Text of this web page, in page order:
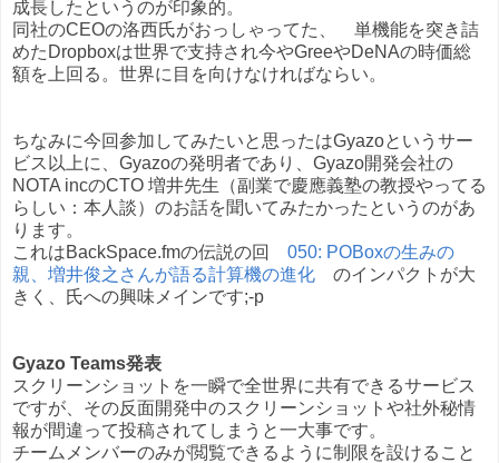
成長したというのが印象的。
同社のCEOの洛西氏がおっしゃってた、 単機能を突き詰
めたDropboxは世界で支持され今やGreeやDeNAの時価総
額を上回る。世界に目を向けなければならい。
ちなみに今回参加してみたいと思ったはGyazoというサー
ビス以上に、Gyazoの発明者であり、Gyazo開発会社の
NOTA incのCTO 増井先生（副業で慶應義塾の教授やってる
らしい：本人談）のお話を聞いてみたかったというのがあ
ります。
これはBackSpace.fmの伝説の回 050: POBoxの生みの
親、増井俊之さんが語る計算機の進化 のインパクトが大
きく、氏への興味メインです;-p
Gyazo Teams発表
スクリーンショットを一瞬で全世界に共有できるサービス
ですが、その反面開発中のスクリーンショットや社外秘情
報が間違って投稿されてしまうと一大事です。
チームメンバーのみが閲覧できるように制限を設けること